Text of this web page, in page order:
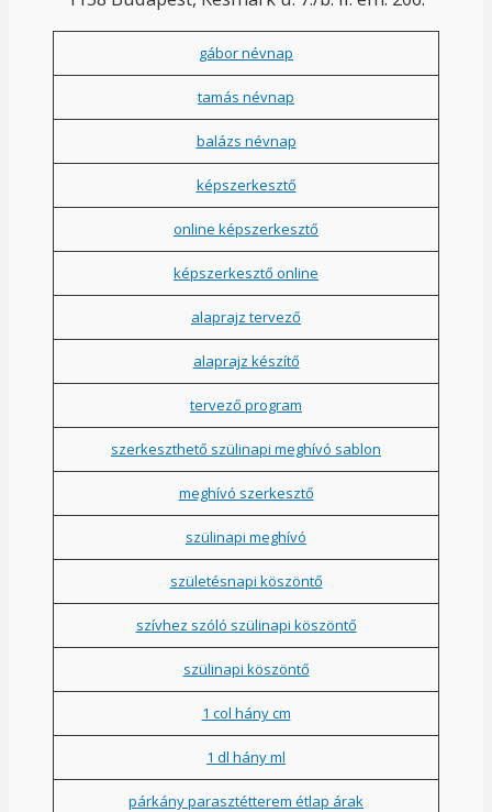
gábor névnap
tamás névnap
balázs névnap
képszerkesztő
online képszerkesztő
képszerkesztő online
alaprajz tervező
alaprajz készítő
tervező program
szerkeszthető szülinapi meghívó sablon
meghívó szerkesztő
szülinapi meghívó
születésnapi köszöntő
szívhez szóló szülinapi köszöntő
szülinapi köszöntő
1 col hány cm
1 dl hány ml
párkány parasztétterem étlap árak